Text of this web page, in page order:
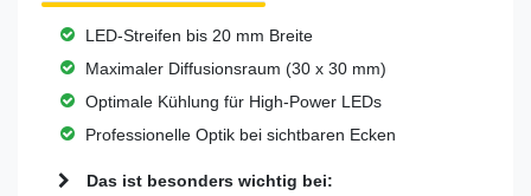
LED-Streifen bis 20 mm Breite
Maximaler Diffusionsraum (30 x 30 mm)
Optimale Kühlung für High-Power LEDs
Professionelle Optik bei sichtbaren Ecken
Das ist besonders wichtig bei: